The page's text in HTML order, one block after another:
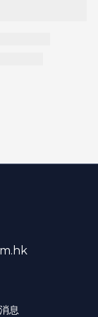
息